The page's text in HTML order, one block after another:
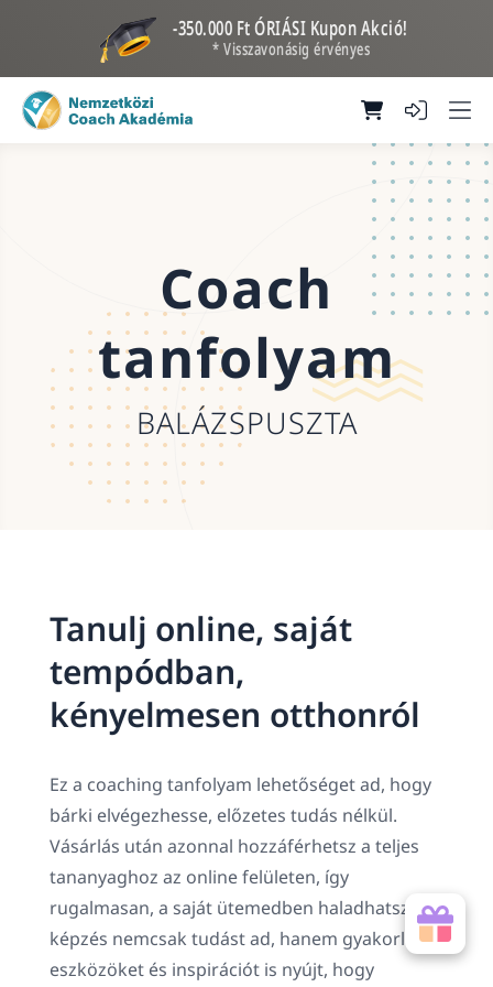
-350.000 Ft ÓRIÁSI Kupon Akció!
* Visszavonásig érvényes
Coach
tanfolyam
BALÁZSPUSZTA
Tanulj online, saját
tempódban,
kényelmesen otthonról
Ez a coaching tanfolyam lehetőséget ad, hogy
bárki elvégezhesse, előzetes tudás nélkül.
Vásárlás után azonnal hozzáférhetsz a teljes
tananyaghoz az online felületen, így
rugalmasan, a saját ütemedben haladhatsz. A
képzés nemcsak tudást ad, hanem gyakorlati
eszközöket és inspirációt is nyújt, hogy